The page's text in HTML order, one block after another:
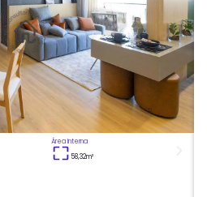
Área Interna
58,32m²